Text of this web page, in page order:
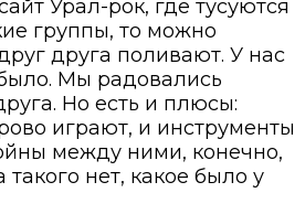
Урал-рок, где тусуются
группы, то можно
друга поливают. У нас
Мы радовались
Но есть и плюсы:
играют, и инструменты
между ними, конечно,
такого нет, какое было у